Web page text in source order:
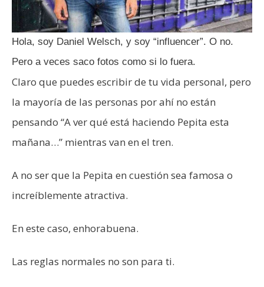
Hola, soy Daniel Welsch, y soy “influencer”. O no.
Pero a veces saco fotos como si lo fuera.
Claro que puedes escribir de tu vida personal, pero
la mayoría de las personas por ahí no están
pensando “A ver qué está haciendo Pepita esta
mañana…” mientras van en el tren.
A no ser que la Pepita en cuestión sea famosa o
increíblemente atractiva.
En este caso, enhorabuena.
Las reglas normales no son para ti.